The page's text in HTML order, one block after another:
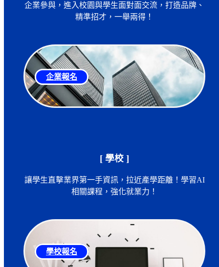
企業參與，進入校園與學生面對面交流，打造品牌、
精準招才，一舉兩得！
企業報名
[ 學校 ]
讓學生直擊業界第一手資訊，拉近產學距離！學習AI
相關課程，強化就業力！
學校報名